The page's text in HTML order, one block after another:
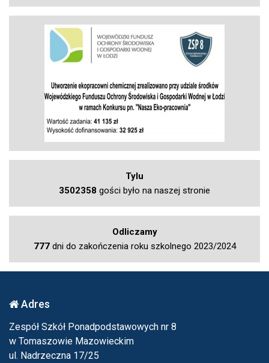
Tylu
3502358 gości było na naszej stronie
Odliczamy
777dni do zakończenia roku szkolnego 2023/2024
Adres
Zespół Szkół Ponadpodstawowych nr 8
w Tomaszowie Mazowieckim
ul. Nadrzeczna 17/25